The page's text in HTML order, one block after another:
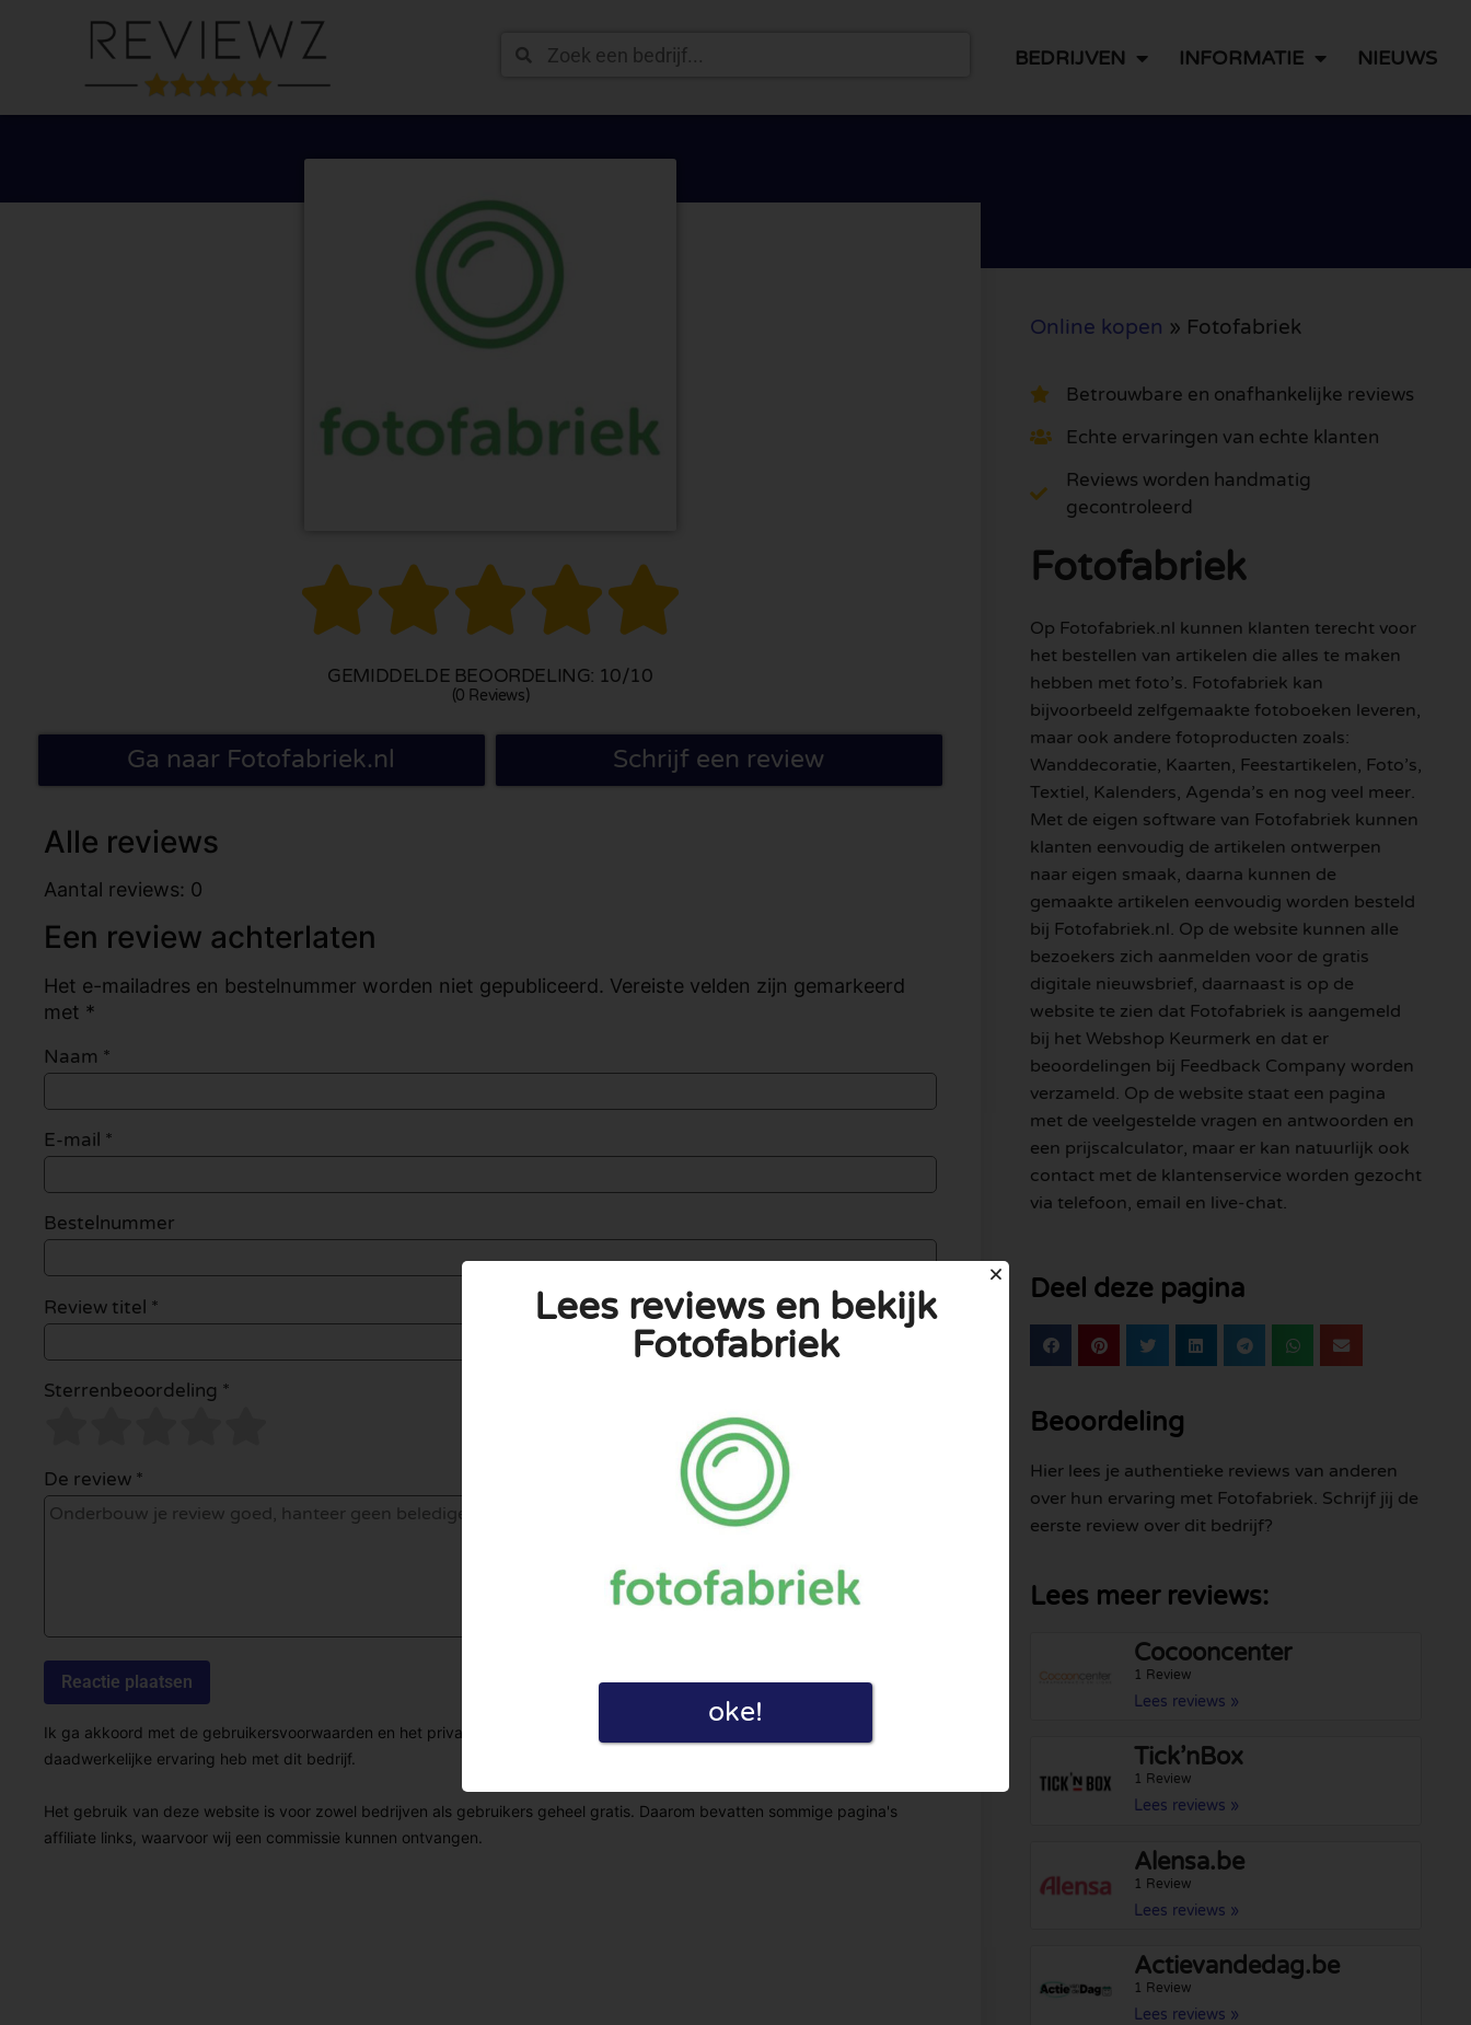
BEDRIJVEN INFORMATIE NIEUWS

GEMIDDELDE BEOORDELING: 10/10
(0 Reviews)
Ga naar Fotofabriek.nl Schrijf een review
Alle reviews
Aantal reviews: 0
Een review achterlaten
Het e-mailadres en bestelnummer worden niet gepubliceerd. Vereiste velden zijn gemarkeerd
met *
Naam *
E-mail *
Bestelnummer
Review titel *
Sterrenbeoordeling *
De review *
Ik ga akkoord met de gebruikersvoorwaarden en het privacybeleid door deze review te plaatsen. Ik verklaar ook dat ik een
daadwerkelijke ervaring heb met dit bedrijf.
Het gebruik van deze website is voor zowel bedrijven als gebruikers geheel gratis. Daarom bevatten sommige pagina's
affiliate links, waarvoor wij een commissie kunnen ontvangen.
Online kopen » Fotofabriek
Betrouwbare en onafhankelijke reviews
Echte ervaringen van echte klanten
Reviews worden handmatig
gecontroleerd
Fotofabriek
Op Fotofabriek.nl kunnen klanten terecht voor
het bestellen van artikelen die alles te maken
hebben met foto’s. Fotofabriek kan
bijvoorbeeld zelfgemaakte fotoboeken leveren,
maar ook andere fotoproducten zoals:
Wanddecoratie, Kaarten, Feestartikelen, Foto’s,
Textiel, Kalenders, Agenda’s en nog veel meer.
Met de eigen software van Fotofabriek kunnen
klanten eenvoudig de artikelen ontwerpen
naar eigen smaak, daarna kunnen de
gemaakte artikelen eenvoudig worden besteld
bij Fotofabriek.nl. Op de website kunnen alle
bezoekers zich aanmelden voor de gratis
digitale nieuwsbrief, daarnaast is op de
website te zien dat Fotofabriek is aangemeld
bij het Webshop Keurmerk en dat er
beoordelingen bij Feedback Company worden
verzameld. Op de website staat een pagina
met de veelgestelde vragen en antwoorden en
een prijscalculator, maar er kan natuurlijk ook
contact met de klantenservice worden gezocht
via telefoon, email en live-chat.
Deel deze pagina
Beoordeling
Hier lees je authentieke reviews van anderen
over hun ervaring met Fotofabriek. Schrijf jij de
eerste review over dit bedrijf?
Lees meer reviews:
Cocooncenter
1 Review
Lees reviews »
Tick’nBox
1 Review
Lees reviews »
Alensa.be
1 Review
Lees reviews »
Actievandedag.be
1 Review
Lees reviews »
Lees reviews en bekijk
Fotofabriek
oke!